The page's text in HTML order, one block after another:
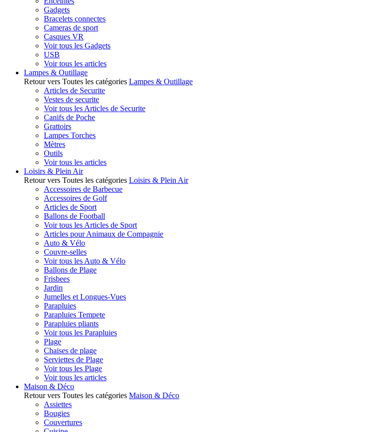
Gadgets
Bracelets connectes
Cameras de sport
Casques VR
Voir tous les Gadgets
USB
Voir tous les articles
Lampes & Outillage
Retour vers Toutes les catégories Lampes & Outillage
Articles de Securite
Vestes de securite
Voir tous les Articles de Securite
Canifs de Poche
Grattoirs
Lampes Torches
Mètres
Outils
Voir tous les articles
Loisirs & Plein Air
Retour vers Toutes les catégories Loisirs & Plein Air
Accessoires de Barbecue
Accessoires de Golf
Articles de Sport
Ballons de Football
Voir tous les Articles de Sport
Articles pour Animaux de Compagnie
Auto & Vélo
Couvre-selles
Voir tous les Auto & Vélo
Ballons de Plage
Frisbees
Jardin
Jumelles et Longues-Vues
Parapluies
Parapluies Tempete
Parapluies pliants
Voir tous les Parapluies
Plage
Chaises de plage
Serviettes de Plage
Voir tous les Plage
Voir tous les articles
Maison & Déco
Retour vers Toutes les catégories Maison & Déco
Assiettes
Bougies
Couvertures